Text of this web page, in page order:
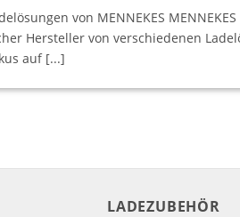
von MENNEKES
Hersteller von verschiedenen
auf [...]
LADEZUBEHÖR